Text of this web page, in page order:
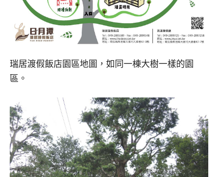
瑞居渡假飯店園區地圖，如同一棟大樹一樣的園
區。